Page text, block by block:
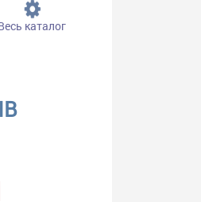
каталог